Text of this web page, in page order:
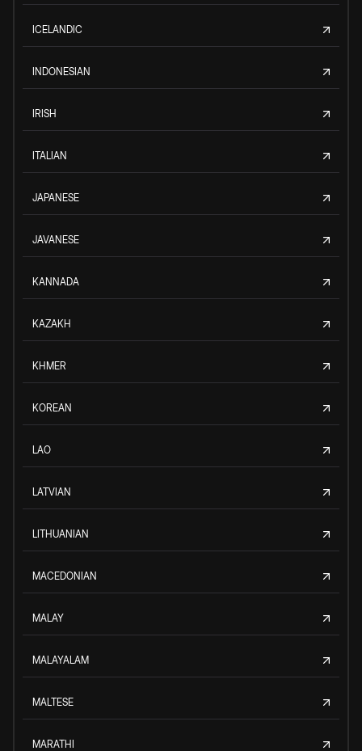
ICELANDIC
INDONESIAN
IRISH
ITALIAN
JAPANESE
JAVANESE
KANNADA
KAZAKH
KHMER
KOREAN
LAO
LATVIAN
LITHUANIAN
MACEDONIAN
MALAY
MALAYALAM
MALTESE
MARATHI